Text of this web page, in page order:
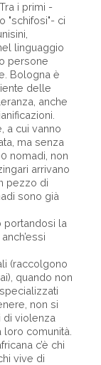
i primi -
"schifosi"- ci
linguaggio
persone
Bologna è
delle
anche
a cui vanno
ma senza
nomadi, non
arrivano
pezzo di
sono già
portandosi la
(raccolgono
quando non
non si
di violenza
comunità.
c’è chi
vive di